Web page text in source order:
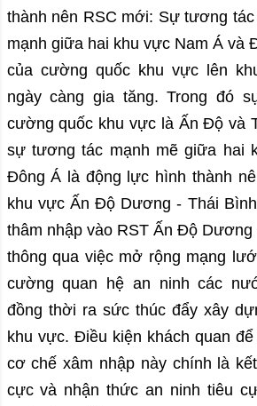
thành nên RSC mới: Sự tương
mạnh giữa hai khu vực Nam Á và
của cường quốc khu vực lên
ngày càng gia tăng. Trong đó
cường quốc khu vực là Ấn Độ và
sự tương tác mạnh mẽ giữa hai
Đông Á là động lực hình thành
khu vực Ấn Độ Dương - Thái
thâm nhập vào RST Ấn Độ
thông qua việc mở rộng mạng
cường quan hệ an ninh các
đồng thời ra sức thúc đẩy xây
khu vực. Điều kiện khách quan
cơ chế xâm nhập này chính là
cực và nhận thức an ninh tiêu